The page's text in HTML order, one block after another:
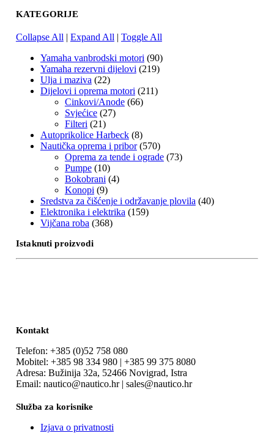
KATEGORIJE
Collapse All | Expand All | Toggle All
Yamaha vanbrodski motori (90)
Yamaha rezervni dijelovi (219)
Ulja i maziva (22)
Dijelovi i oprema motori (211)
Cinkovi/Anode (66)
Svjećice (27)
Filteri (21)
Autoprikolice Harbeck (8)
Nautička oprema i pribor (570)
Oprema za tende i ograde (73)
Pumpe (10)
Bokobrani (4)
Konopi (9)
Sredstva za čišćenje i održavanje plovila (40)
Elektronika i elektrika (159)
Vijčana roba (368)
Istaknuti proizvodi
Kontakt
Telefon: +385 (0)52 758 080
Mobitel: +385 98 334 980 | +385 99 375 8080
Adresa: Bužinija 32a, 52466 Novigrad, Istra
Email: nautico@nautico.hr | sales@nautico.hr
Služba za korisnike
Izjava o privatnosti